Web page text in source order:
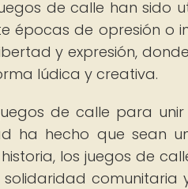
de calle han sido
épocas de opresión o
y expresión,
lúdica y creativa.
de calle para
ha hecho que sean
los juegos de